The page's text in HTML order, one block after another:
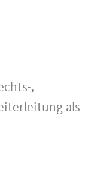
,
als